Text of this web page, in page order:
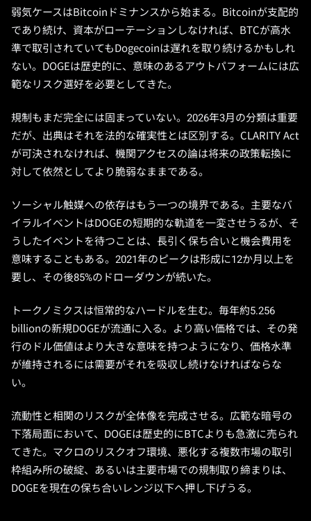
弱気ケースはBitcoinドミナンスから始まる。Bitcoinが支配的
であり続け、資本がローテーションしなければ、BTCが高水
準で取引されていてもDogecoinは遅れを取り続けるかもしれ
ない。DOGEは歴史的に、意味のあるアウトパフォームには広
範なリスク選好を必要としてきた。
規制もまだ完全には固まっていない。2026年3月の分類は重要
だが、出典はそれを法的な確実性とは区別する。CLARITY Act
が可決されなければ、機関アクセスの論は将来の政策転換に
対して依然としてより脆弱なままである。
ソーシャル触媒への依存はもう一つの境界である。主要なバ
イラルイベントはDOGEの短期的な軌道を一変させうるが、そ
うしたイベントを待つことは、長引く保ち合いと機会費用を
意味することもある。2021年のピークは形成に12か月以上を
要し、その後85%のドローダウンが続いた。
トークノミクスは恒常的なハードルを生む。毎年約5.256
billionの新規DOGEが流通に入る。より高い価格では、その発
行のドル価値はより大きな意味を持つようになり、価格水準
が維持されるには需要がそれを吸収し続けなければならな
い。
流動性と相関のリスクが全体像を完成させる。広範な暗号の
下落局面において、DOGEは歴史的にBTCよりも急激に売られ
てきた。マクロのリスクオフ環境、悪化する複数市場の取引
枠組み所の破綻、あるいは主要市場での規制取り締まりは、
DOGEを現在の保ち合いレンジ以下へ押し下げうる。